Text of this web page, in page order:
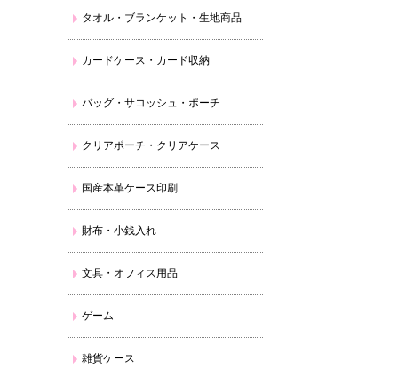
タオル・ブランケット・生地商品
カードケース・カード収納
バッグ・サコッシュ・ポーチ
クリアポーチ・クリアケース
国産本革ケース印刷
財布・小銭入れ
文具・オフィス用品
ゲーム
雑貨ケース